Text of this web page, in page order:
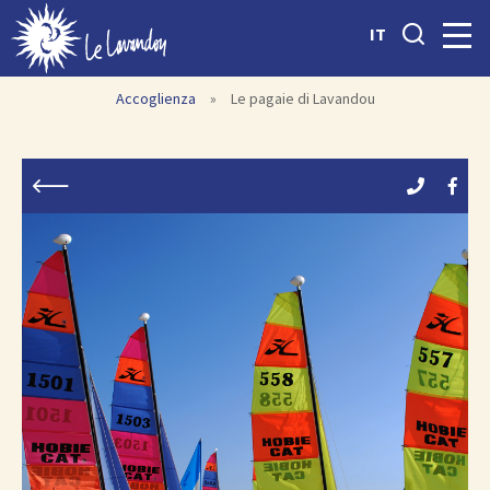
IT
Accoglienza » Le pagaie di Lavandou